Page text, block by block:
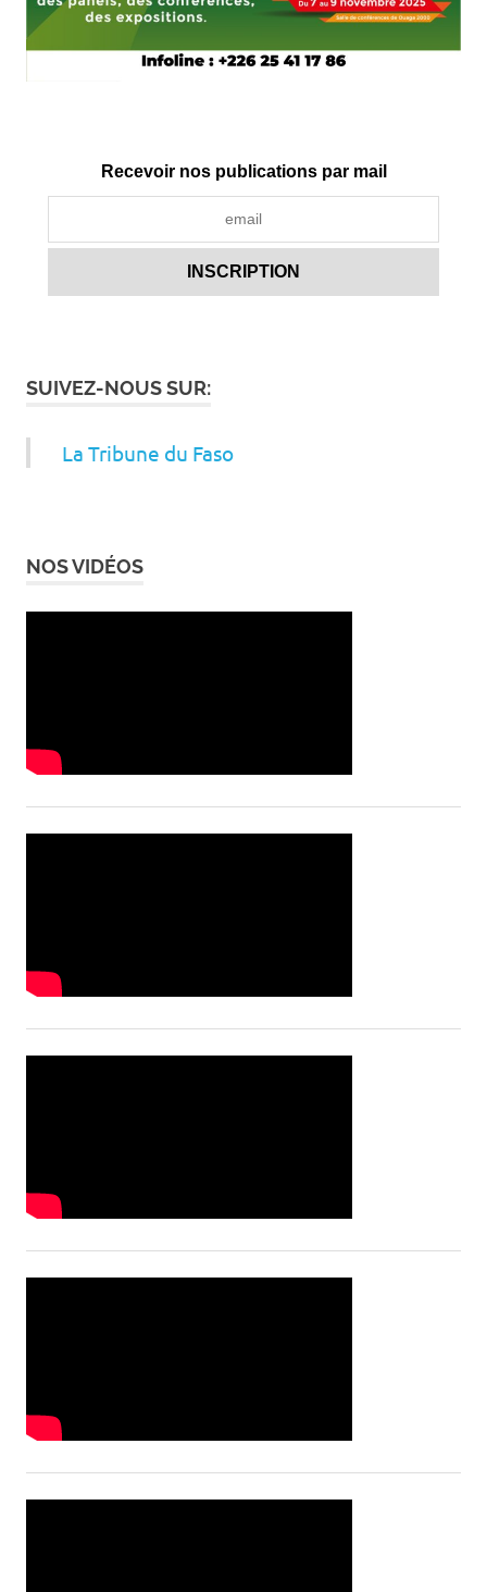
Recevoir nos publications par mail
SUIVEZ-NOUS SUR:
La Tribune du Faso
NOS VIDÉOS